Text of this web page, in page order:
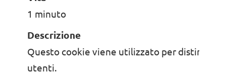
1 minuto
Descrizione
Questo cookie viene utilizzato per
utenti.